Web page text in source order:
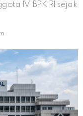
IV BPK RI sejak